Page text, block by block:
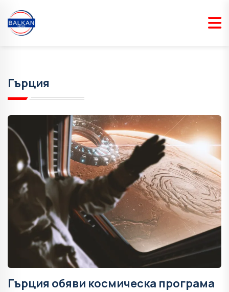
Гърция
Гърция обяви космическа програма